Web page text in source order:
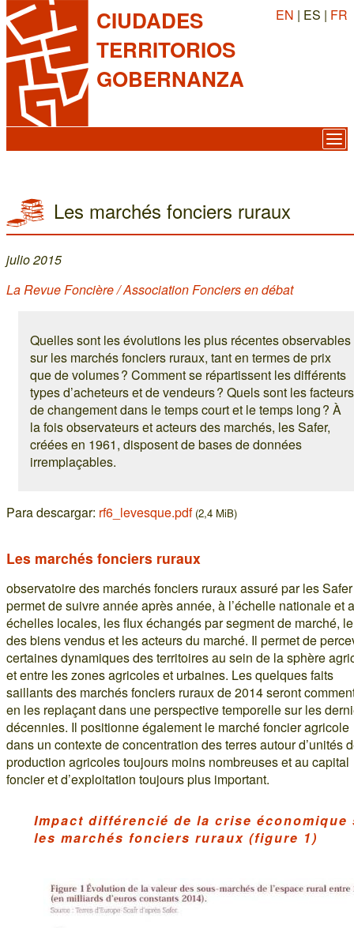
CIUDADES
TERRITORIOS
GOBERNANZA
EN | ES | FR
Les marchés fonciers ruraux
julio 2015
La Revue Foncière / Association Fonciers en débat
Quelles sont les évolutions les plus récentes observables
sur les marchés fonciers ruraux, tant en termes de prix
que de volumes ? Comment se répartissent les différents
types d’acheteurs et de vendeurs ? Quels sont les facteurs
de changement dans le temps court et le temps long ? À
la fois observateurs et acteurs des marchés, les Safer,
créées en 1961, disposent de bases de données
irremplaçables.
Para descargar: rf6_levesque.pdf (2,4 MiB)
Les marchés fonciers ruraux
observatoire des marchés fonciers ruraux assuré par les Safer
permet de suivre année après année, à l’échelle nationale et
échelles locales, les flux échangés par segment de marché,
des biens vendus et les acteurs du marché. Il permet de
certaines dynamiques des territoires au sein de la sphère
et entre les zones agricoles et urbaines. Les quelques faits
saillants des marchés fonciers ruraux de 2014 seront
en les replaçant dans une perspective temporelle sur les
décennies. Il positionne également le marché foncier agricole
dans un contexte de concentration des terres autour d’unités
production agricoles toujours moins nombreuses et au capital
foncier et d’exploitation toujours plus important.
Impact différencié de la crise économique
les marchés fonciers ruraux (figure 1)